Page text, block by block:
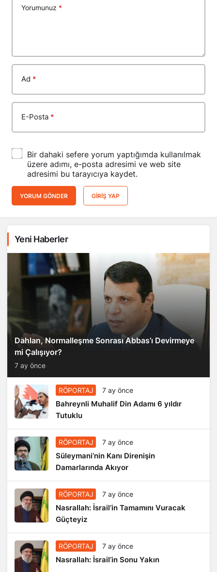
Yorumunuz *
Ad *
E-Posta *
Bir dahaki sefere yorum yaptığımda kullanılmak
üzere adımı, e-posta adresimi ve web site
adresimi bu tarayıcıya kaydet.
YORUM GÖNDER GIRIŞ YAP
Yeni Haberler
Dahlan, Normalleşme Sonrası Abbas’ı Devirmeye
mi Çalışıyor?
7 ay önce
RÖPORTAJ 7 ay önce
Bahreynli Muhalif Din Adamı 6 yıldır
Tutuklu
RÖPORTAJ 7 ay önce
Süleymani’nin Kanı Direnişin
Damarlarında Akıyor
RÖPORTAJ 7 ay önce
Nasrallah: İsrail’in Tamamını Vuracak
Güçteyiz
RÖPORTAJ 7 ay önce
Nasrallah: İsrail’in Sonu Yakın